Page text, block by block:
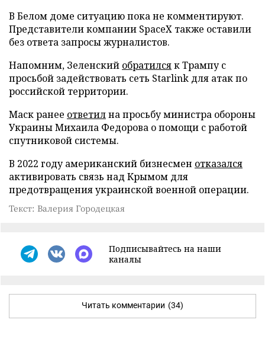
В Белом доме ситуацию пока не комментируют.
Представители компании SpaceX также оставили
без ответа запросы журналистов.
Напомним, Зеленский обратилсяк Трампу с
просьбой задействовать сеть Starlink для атак по
российской территории.
Маск ранее ответилна просьбу министра обороны
Украины Михаила Федорова о помощи с работой
спутниковой системы.
В 2022 году американский бизнесмен отказался
активировать связь над Крымом для
предотвращения украинской военной операции.
Текст: Валерия Городецкая
Подписывайтесь на наши
каналы
Читать комментарии (34)